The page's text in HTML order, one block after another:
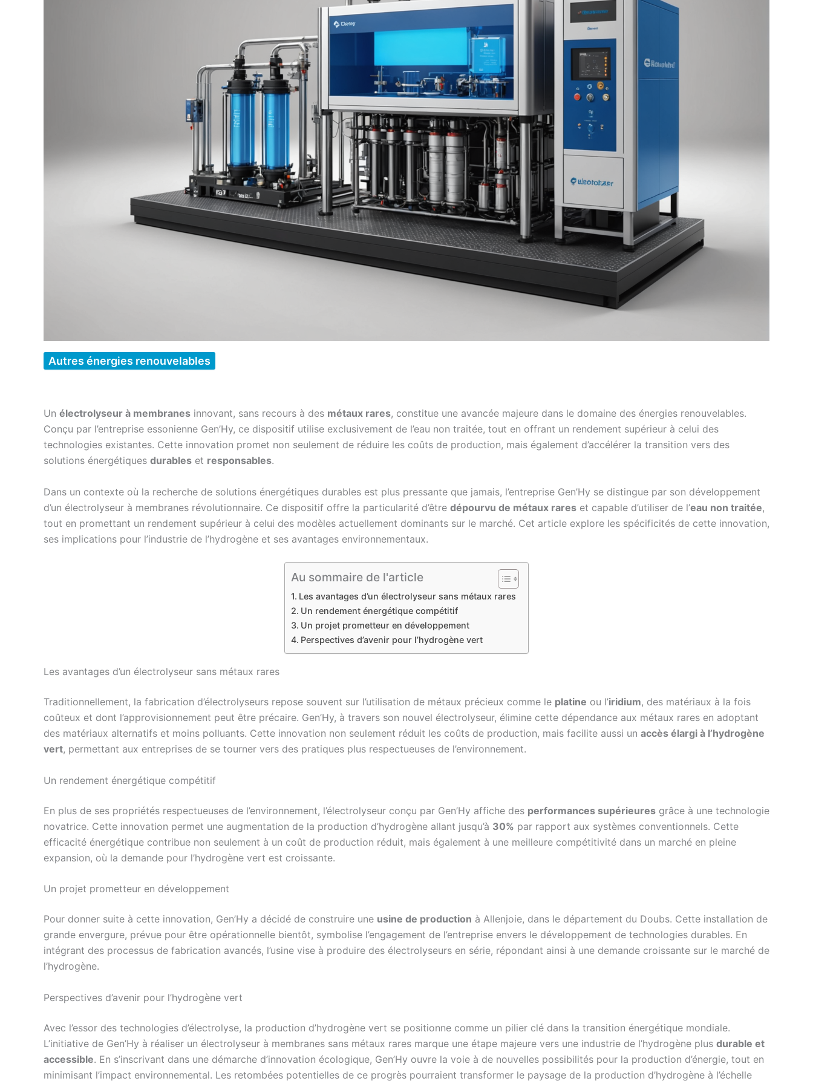
Autres énergies renouvelables
Un électrolyseur à membranes innovant, sans recours à des métaux rares, constitue une avancée majeure dans le domaine des énergies renouvelables.
Conçu par l’entreprise essonienne Gen’Hy, ce dispositif utilise exclusivement de l’eau non traitée, tout en offrant un rendement supérieur à celui des
technologies existantes. Cette innovation promet non seulement de réduire les coûts de production, mais également d’accélérer la transition vers des
solutions énergétiques durables et responsables.
Dans un contexte où la recherche de solutions énergétiques durables est plus pressante que jamais, l’entreprise Gen’Hy se distingue par son développement
d’un électrolyseur à membranes révolutionnaire. Ce dispositif offre la particularité d’être dépourvu de métaux rares et capable d’utiliser de l’eau non traitée,
tout en promettant un rendement supérieur à celui des modèles actuellement dominants sur le marché. Cet article explore les spécificités de cette innovation,
ses implications pour l’industrie de l’hydrogène et ses avantages environnementaux.
Au sommaire de l'article
Les avantages d’un électrolyseur sans métaux rares
Un rendement énergétique compétitif
Un projet prometteur en développement
Perspectives d’avenir pour l’hydrogène vert
Les avantages d’un électrolyseur sans métaux rares
Traditionnellement, la fabrication d’électrolyseurs repose souvent sur l’utilisation de métaux précieux comme le platine ou l’iridium, des matériaux à la fois
coûteux et dont l’approvisionnement peut être précaire. Gen’Hy, à travers son nouvel électrolyseur, élimine cette dépendance aux métaux rares en adoptant
des matériaux alternatifs et moins polluants. Cette innovation non seulement réduit les coûts de production, mais facilite aussi un accès élargi à l’hydrogène
vert, permettant aux entreprises de se tourner vers des pratiques plus respectueuses de l’environnement.
Un rendement énergétique compétitif
En plus de ses propriétés respectueuses de l’environnement, l’électrolyseur conçu par Gen’Hy affiche des performances supérieures grâce à une technologie
novatrice. Cette innovation permet une augmentation de la production d’hydrogène allant jusqu’à 30% par rapport aux systèmes conventionnels. Cette
efficacité énergétique contribue non seulement à un coût de production réduit, mais également à une meilleure compétitivité dans un marché en pleine
expansion, où la demande pour l’hydrogène vert est croissante.
Un projet prometteur en développement
Pour donner suite à cette innovation, Gen’Hy a décidé de construire une usine de production à Allenjoie, dans le département du Doubs. Cette installation de
grande envergure, prévue pour être opérationnelle bientôt, symbolise l’engagement de l’entreprise envers le développement de technologies durables. En
intégrant des processus de fabrication avancés, l’usine vise à produire des électrolyseurs en série, répondant ainsi à une demande croissante sur le marché de
l’hydrogène.
Perspectives d’avenir pour l’hydrogène vert
Avec l’essor des technologies d’électrolyse, la production d’hydrogène vert se positionne comme un pilier clé dans la transition énergétique mondiale.
L’initiative de Gen’Hy à réaliser un électrolyseur à membranes sans métaux rares marque une étape majeure vers une industrie de l’hydrogène plus durable et
accessible. En s’inscrivant dans une démarche d’innovation écologique, Gen’Hy ouvre la voie à de nouvelles possibilités pour la production d’énergie, tout en
minimisant l’impact environnemental. Les retombées potentielles de ce progrès pourraient transformer le paysage de la production d’hydrogène à l’échelle